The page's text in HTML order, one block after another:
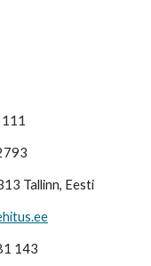
Tallinn, Eesti
143